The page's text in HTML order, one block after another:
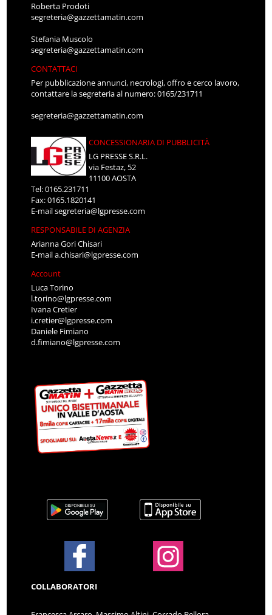
Roberta Prodoti
segreteria@gazzettamatin.com
Stefania Muscolo
segreteria@gazzettamatin.com
CONTATTACI
Per pubblicazione annunci, necrologi, offro e cerco lavoro,
contattare la segreteria al numero: 0165/231711
segreteria@gazzettamatin.com
CONCESSIONARIA DI PUBBLICITÀ
LG PRESSE S.R.L.
via Festaz, 52
11100 AOSTA
Tel: 0165.231711
Fax: 0165.1820141
E-mailsegreteria@lgpresse.com
RESPONSABILE DI AGENZIA
Arianna Gori Chisari
E-maila.chisari@lgpresse.com
Account
Luca Torino
l.torino@lgpresse.com
Ivana Cretier
i.cretier@lgpresse.com
Daniele Fimiano
d.fimiano@lgpresse.com
COLLABORATORI